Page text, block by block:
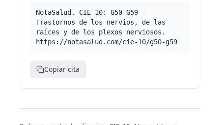
NotaSalud. CIE-10: G50-G59 -
Trastornos de los nervios, de las
raíces y de los plexos nerviosos.
https://notasalud.com/cie-10/g50-g59
Copiar cita